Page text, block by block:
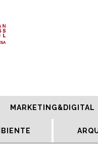
MARKETING&DIGITAL